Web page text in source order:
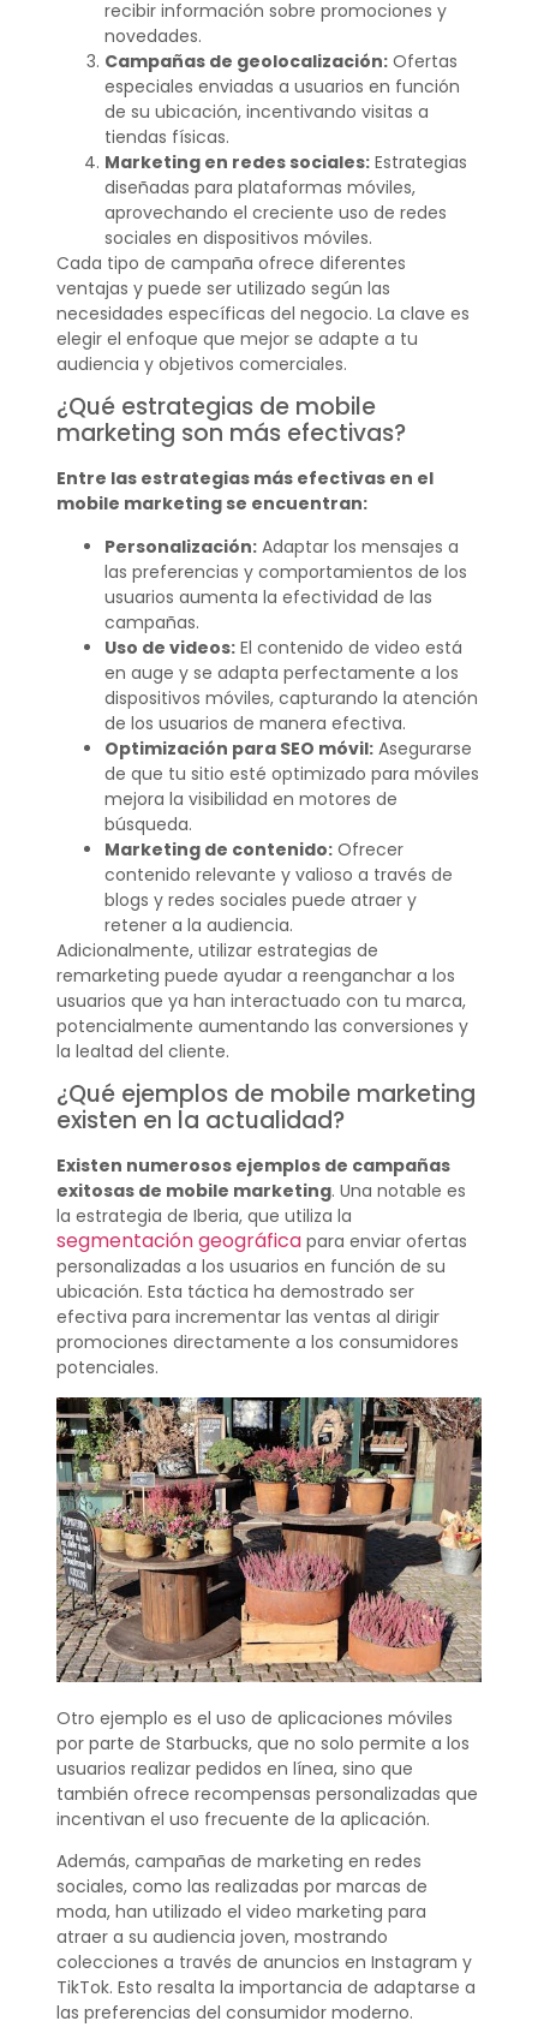
recibir información sobre promociones y
novedades.
Campañas de geolocalización:Ofertas
especiales enviadas a usuarios en función
de su ubicación, incentivando visitas a
tiendas físicas.
Marketing en redes sociales:Estrategias
diseñadas para plataformas móviles,
aprovechando el creciente uso de redes
sociales en dispositivos móviles.
Cada tipo de campaña ofrece diferentes
ventajas y puede ser utilizado según las
necesidades específicas del negocio. La clave es
elegir el enfoque que mejor se adapte a tu
audiencia y objetivos comerciales.
¿Qué estrategias de mobile
marketing son más efectivas?
Entre las estrategias más efectivas en el
mobile marketing se encuentran:
Personalización:Adaptar los mensajes a
las preferencias y comportamientos de los
usuarios aumenta la efectividad de las
campañas.
Uso de videos:El contenido de video está
en auge y se adapta perfectamente a los
dispositivos móviles, capturando la atención
de los usuarios de manera efectiva.
Optimización para SEO móvil:Asegurarse
de que tu sitio esté optimizado para móviles
mejora la visibilidad en motores de
búsqueda.
Marketing de contenido:Ofrecer
contenido relevante y valioso a través de
blogs y redes sociales puede atraer y
retener a la audiencia.
Adicionalmente, utilizar estrategias de
remarketing puede ayudar a reenganchar a los
usuarios que ya han interactuado con tu marca,
potencialmente aumentando las conversiones y
la lealtad del cliente.
¿Qué ejemplos de mobile marketing
existen en la actualidad?
Existen numerosos ejemplos de campañas
exitosas de mobile marketing. Una notable es
la estrategia de Iberia, que utiliza la
segmentación geográficapara enviar ofertas
personalizadas a los usuarios en función de su
ubicación. Esta táctica ha demostrado ser
efectiva para incrementar las ventas al dirigir
promociones directamente a los consumidores
potenciales.
Otro ejemplo es el uso de aplicaciones móviles
por parte de Starbucks, que no solo permite a los
usuarios realizar pedidos en línea, sino que
también ofrece recompensas personalizadas que
incentivan el uso frecuente de la aplicación.
Además, campañas de marketing en redes
sociales, como las realizadas por marcas de
moda, han utilizado el video marketing para
atraer a su audiencia joven, mostrando
colecciones a través de anuncios en Instagram y
TikTok. Esto resalta la importancia de adaptarse a
las preferencias del consumidor moderno.